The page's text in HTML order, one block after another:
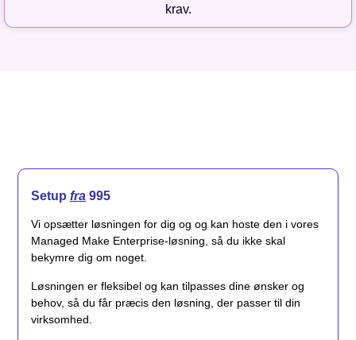
krav.
Setup fra 995
Vi opsætter løsningen for dig og og kan hoste den i vores
Managed Make Enterprise-løsning, så du ikke skal
bekymre dig om noget.
Løsningen er fleksibel og kan tilpasses dine ønsker og
behov, så du får præcis den løsning, der passer til din
virksomhed.